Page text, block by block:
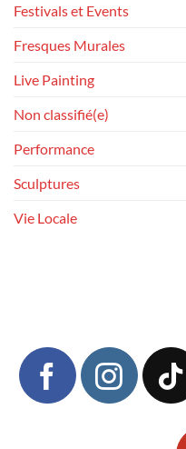
Festivals et Events
Fresques Murales
Live Painting
Non classifié(e)
Performance
Sculptures
Vie Locale